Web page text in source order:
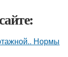
Нормы